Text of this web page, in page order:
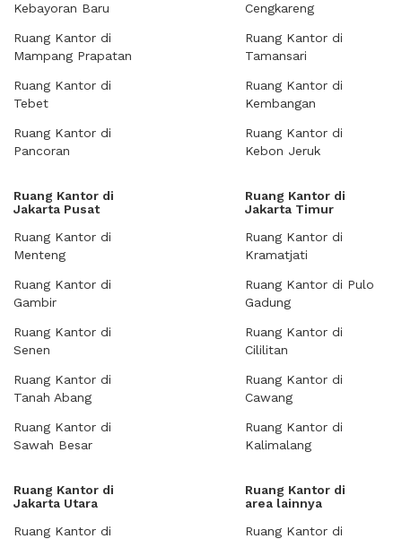
Kebayoran Baru
Ruang Kantor di
Mampang Prapatan
Ruang Kantor di
Tebet
Ruang Kantor di
Pancoran
Cengkareng
Ruang Kantor di
Tamansari
Ruang Kantor di
Kembangan
Ruang Kantor di
Kebon Jeruk
Ruang Kantor di
Jakarta Pusat
Ruang Kantor di
Menteng
Ruang Kantor di
Gambir
Ruang Kantor di
Senen
Ruang Kantor di
Tanah Abang
Ruang Kantor di
Sawah Besar
Ruang Kantor di
Jakarta Timur
Ruang Kantor di
Kramatjati
Ruang Kantor di Pulo
Gadung
Ruang Kantor di
Cililitan
Ruang Kantor di
Cawang
Ruang Kantor di
Kalimalang
Ruang Kantor di
Jakarta Utara
Ruang Kantor di
Ruang Kantor di
area lainnya
Ruang Kantor di